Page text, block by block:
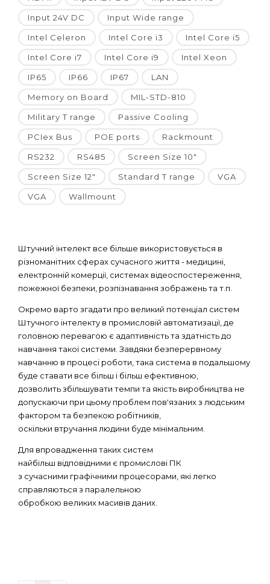
Input 24V DC Input Wide range
Intel Celeron Intel Core i3 Intel Core i5
Intel Core i7 Intel Core i9 Intel Xeon
IP65 IP66 IP67 LAN
Memory on Board MIL-STD-810
Military T range Passive Cooling
PCIex Bus POE ports Rackmount
RS232 RS485 Screen Size 10"
Screen Size 12" Standard T range VGA
VGA Wallmount
Штучний інтелект все більше використовується в
різноманітних сферах сучасного життя - медицині,
електронній комерції, системах відеоспостереження,
пожежної безпеки, розпізнавання зображень та т.п.
Окремо варто згадати про великий потенціал систем
Штучного інтелекту в промисловій автоматизації, де
головною перевагою є адаптивність та здатність до
навчання такої системи. Завдяки безперервному
навчанню в процесі роботи, така система в подальшому
буде ставати все більш і більш ефективною,
дозволить збільшувати темпи та якість виробництва не
допускаючи при цьому проблем пов'язаних з людським
фактором та безпекою робітників,
оскільки втручання людини буде мінімальним.
Для впровадження таких систем
найбільш відповідними є промислові ПК
з сучасними графічними процесорами, які легко
справляються з паралельною
обробкою великих масивів даних.